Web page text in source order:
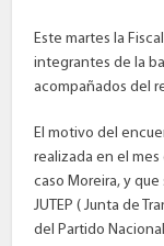
Este martes la
integrantes de la
acompañados del
El motivo del
realizada en el
caso Moreira, y
JUTEP ( Junta de
del Partido